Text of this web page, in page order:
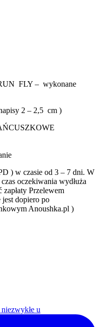
FLY – wykonane
2 – 2,5 cm )
) w czasie od 3 – 7 dni. W
oczekiwania wydłuża
Przelewem
dopiero po
Anoushka.pl )
u